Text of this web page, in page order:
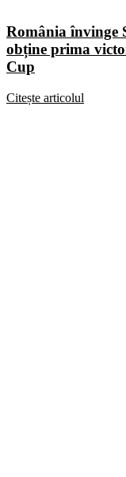
România învinge
obține prima
Cup
Citește articolul